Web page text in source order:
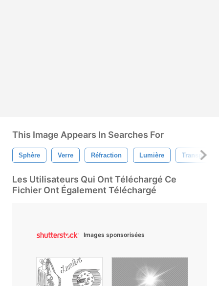
This Image Appears In Searches For
Sphère Verre Réfraction Lumière
Les Utilisateurs Qui Ont Téléchargé Ce
Fichier Ont Également Téléchargé
Images sponsorisées